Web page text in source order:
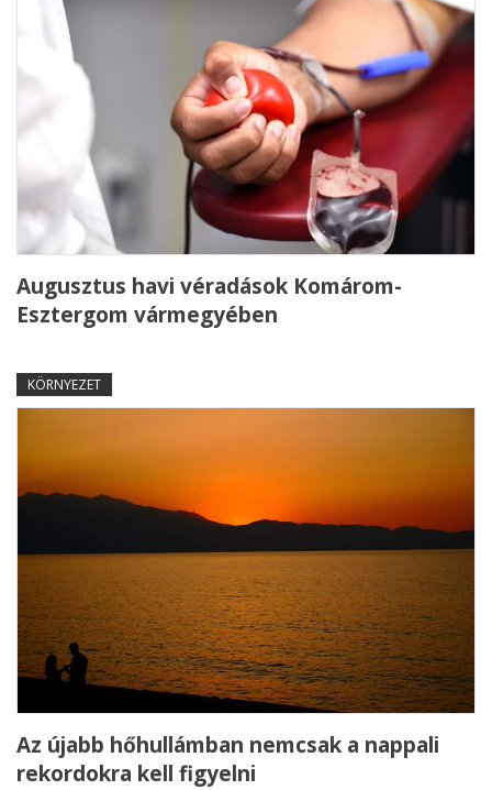
Augusztus havi véradások Komárom-
Esztergom vármegyében
KÖRNYEZET
Az újabb hőhullámban nemcsak a nappali
rekordokra kell figyelni